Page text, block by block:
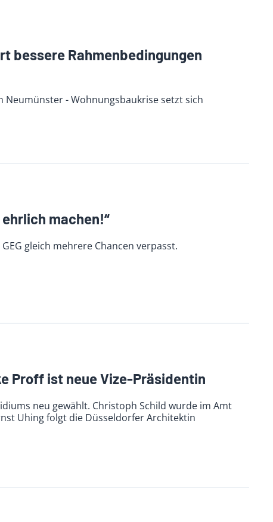
bessere Rahmenbedingungen
Neumünster - Wohnungsbaukrise setzt sich
machen!“
gleich mehrere Chancen verpasst.
Proff ist neue Vize-Präsidentin
neu gewählt. Christoph Schild wurde im Amt
Uhing folgt die Düsseldorfer Architektin